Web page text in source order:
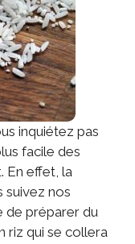
inquiétez pas
facile des
En effet, la
suivez nos
de préparer du
riz qui se collera